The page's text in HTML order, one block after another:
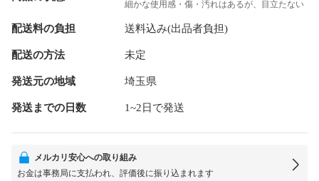
細かな使用感・傷・汚れはあるが、目立たない
配送料の負担 送料込み(出品者負担)
配送の方法 未定
発送元の地域 埼玉県
発送までの日数 1~2日で発送
メルカリ安心への取り組み
お金は事務局に支払われ、評価後に振り込まれます